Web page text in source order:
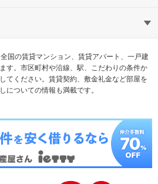
希望の条件から探す
ランキングから探す
中古マンション
中古一戸建て
土地
教えて！住まいの先生
国の賃貸マンション、賃貸アパート、一戸建
す。市区町村や沿線、駅、こだわりの条件か
てください。賃貸契約、敷金礼金など部屋を
についての情報も満載です。